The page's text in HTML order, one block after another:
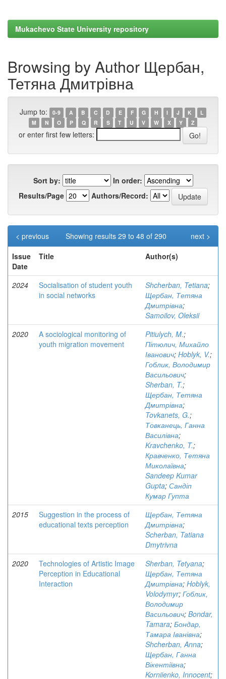
Mukachevo State University repository
Browsing by Author Щербан,
Тетяна Дмитрівна
Jump to: 0-9 A B C D E F G H I J K
L
M
N O P Q R S T U V W X Y Z
or enter first few letters:
Sort by:
In order:
Results/Page
Authors/Record:
Showing results 29 to 48 of 290
< previous
next >
Issue
Date
Title Author(s)
2024
Socialisation of student youth
in social networks
Shcherban, Tetiana;
Щербан, Тетяна
Дмитрівна;
Samoilov, Oleksii
2020
A sociological monitoring of
youth migration movement
Pitiulych, M.;
Пітюлич, Михайло
Іванович; Hoblyk, V.;
Гоблик, Володимир
Васильович;
Sherban, T.;
Щербан, Тетяна
Дмитрівна;
Tovkanets, G.;
Товканець, Ганна
Василівна;
Kravchenko, T.;
Кравченко, Тетяна
Миколаївна;
Sandeep Kumar
Gupta; Сандіп
Кумар Гупта
2015
Suggestion in the process of
educational texts perception
Щербан, Тетяна
Дмитрівна;
Scherban, Tatiana
Dmytrivna
2020
Technologies of Artistic Image
Perception in Educational
Interaction
Sherban, Tetуana;
Щербан, Тетяна
Дмитрівна; Hoblyk,
Volodymyr; Гоблик,
Володимир
Васильович; Bondar,
Tamara; Бондар,
Тамара Іванівна;
Shcherban, Anna;
Щербан, Ганна
Вікентіївна;
Korniienko, Innocent;